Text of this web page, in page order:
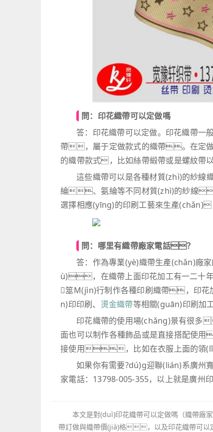
問：印花織帶可以定做嗎
答：印花織帶可以定做。印花織帶一
帶，屬于定做款式的織帶。在定做
的織帶款式，比如絲帶緞帶或是螺紋帶
這些織帶可以是各種材質(zhì)的紗
綸、氨綸等不同材質(zhì)的紗線
選擇相應(yīng)的印刷工藝來生產(chǎn)
問：哪里有織帶廠家電話？
答：作為專業(yè)織帶生產(chǎn)廠
ù)，在織帶上面印花加工有一二
筮M(jìn)行制作各種印刷織帶，印
n)印印刷、 燙金織帶等相關(guān)印刷加
印花織帶的使用場(chǎng)景有很多
面也可以制作各種飾品或是直接搭配使
接使用，比如在衣服上面的領
如果你有需要?dú)g迎聯(lián)系廣
家電話：13798-005-355，以上就是廣州
本文是對(duì)印花織帶可以定做嗎（織帶廠
帶訂做與織帶價(jià)格，以及印花織帶可以